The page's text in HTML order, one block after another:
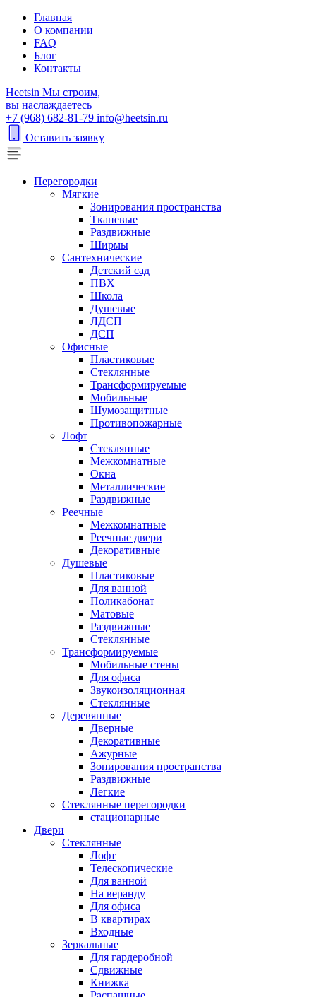
Главная
О компании
FAQ
Блог
Контакты
Heetsin Мы строим,
вы наслаждаетесь
+7 (968) 682-81-79 info@heetsin.ru
Оставить заявку
Перегородки
Мягкие
Зонирования пространства
Тканевые
Раздвижные
Ширмы
Сантехнические
Детский сад
ПВХ
Школа
Душевые
ЛДСП
ДСП
Офисные
Пластиковые
Стеклянные
Трансформируемые
Мобильные
Шумозащитные
Противопожарные
Лофт
Стеклянные
Межкомнатные
Окна
Металлические
Раздвижные
Реечные
Межкомнатные
Реечные двери
Декоративные
Душевые
Пластиковые
Для ванной
Поликабонат
Матовые
Раздвижные
Стеклянные
Трансформируемые
Мобильные стены
Для офиса
Звукоизоляционная
Стеклянные
Деревянные
Дверные
Декоративные
Ажурные
Зонирования пространства
Раздвижные
Легкие
Стеклянные перегородки
стационарные
Двери
Стеклянные
Лофт
Телескопические
Для ванной
На веранду
Для офиса
В квартирах
Входные
Зеркальные
Для гардеробной
Сдвижные
Книжка